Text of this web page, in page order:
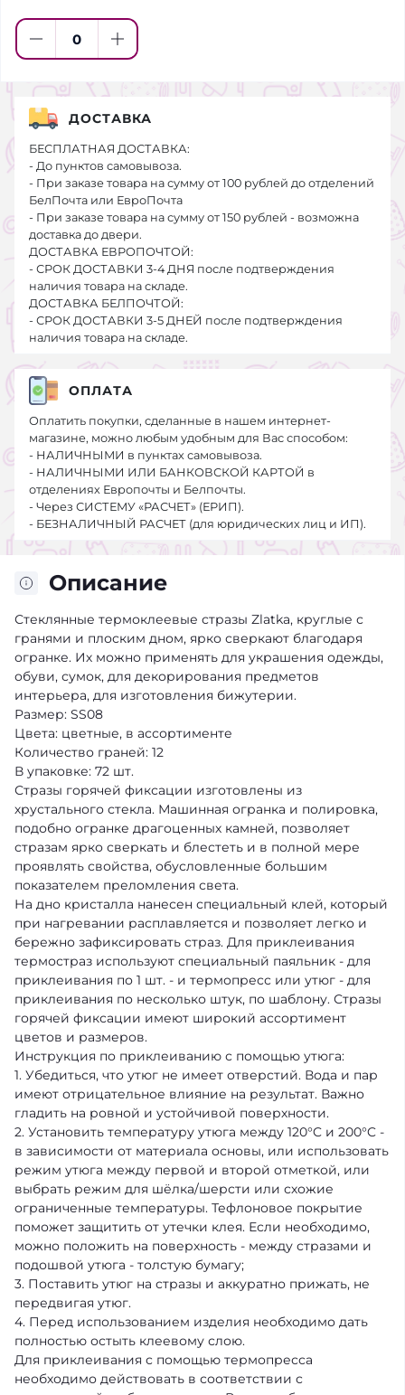
Описание
Стеклянные термоклеевые стразы Zlatka, круглые с
гранями и плоским дном, ярко сверкают благодаря
огранке. Их можно применять для украшения одежды,
обуви, сумок, для декорирования предметов
интерьера, для изготовления бижутерии.
Размер: SS08
Цвета: цветные, в ассортименте
Количество граней: 12
В упаковке: 72 шт.
Стразы горячей фиксации изготовлены из
хрустального стекла. Машинная огранка и полировка,
подобно огранке драгоценных камней, позволяет
стразам ярко сверкать и блестеть и в полной мере
проявлять свойства, обусловленные большим
показателем преломления света.
На дно кристалла нанесен специальный клей, который
при нагревании расплавляется и позволяет легко и
бережно зафиксировать страз. Для приклеивания
термостраз используют специальный паяльник - для
приклеивания по 1 шт. - и термопресс или утюг - для
приклеивания по несколько штук, по шаблону. Стразы
горячей фиксации имеют широкий ассортимент
цветов и размеров.
Инструкция по приклеиванию с помощью утюга:
1. Убедиться, что утюг не имеет отверстий. Вода и пар
имеют отрицательное влияние на результат. Важно
гладить на ровной и устойчивой поверхности.
2. Установить температуру утюга между 120°C и 200°C -
в зависимости от материала основы, или использовать
режим утюга между первой и второй отметкой, или
выбрать режим для шёлка/шерсти или схожие
ограниченные температуры. Тефлоновое покрытие
поможет защитить от утечки клея. Если необходимо,
можно положить на поверхность - между стразами и
подошвой утюга - толстую бумагу;
3. Поставить утюг на стразы и аккуратно прижать, не
передвигая утюг.
4. Перед использованием изделия необходимо дать
полностью остыть клеевому слою.
Для приклеивания с помощью термопресса
необходимо действовать в соответствии с
ДОСТАВКА
БЕСПЛАТНАЯ ДОСТАВКА:
- До пунктов самовывоза.
- При заказе товара на сумму от 100 рублей до отделений
БелПочта или ЕвроПочта
- При заказе товара на сумму от 150 рублей - возможна
доставка до двери.
ДОСТАВКА ЕВРОПОЧТОЙ:
- СРОК ДОСТАВКИ 3-4 ДНЯ после подтверждения
наличия товара на складе.
ДОСТАВКА БЕЛПОЧТОЙ:
- СРОК ДОСТАВКИ 3-5 ДНЕЙ после подтверждения
наличия товара на складе.
ОПЛАТА
Оплатить покупки, сделанные в нашем интернет-
магазине, можно любым удобным для Вас способом:
- НАЛИЧНЫМИ в пунктах самовывоза.
- НАЛИЧНЫМИ ИЛИ БАНКОВСКОЙ КАРТОЙ в
отделениях Европочты и Белпочты.
- Через СИСТЕМУ «РАСЧЕТ» (ЕРИП).
- БЕЗНАЛИЧНЫЙ РАСЧЕТ (для юридических лиц и ИП).